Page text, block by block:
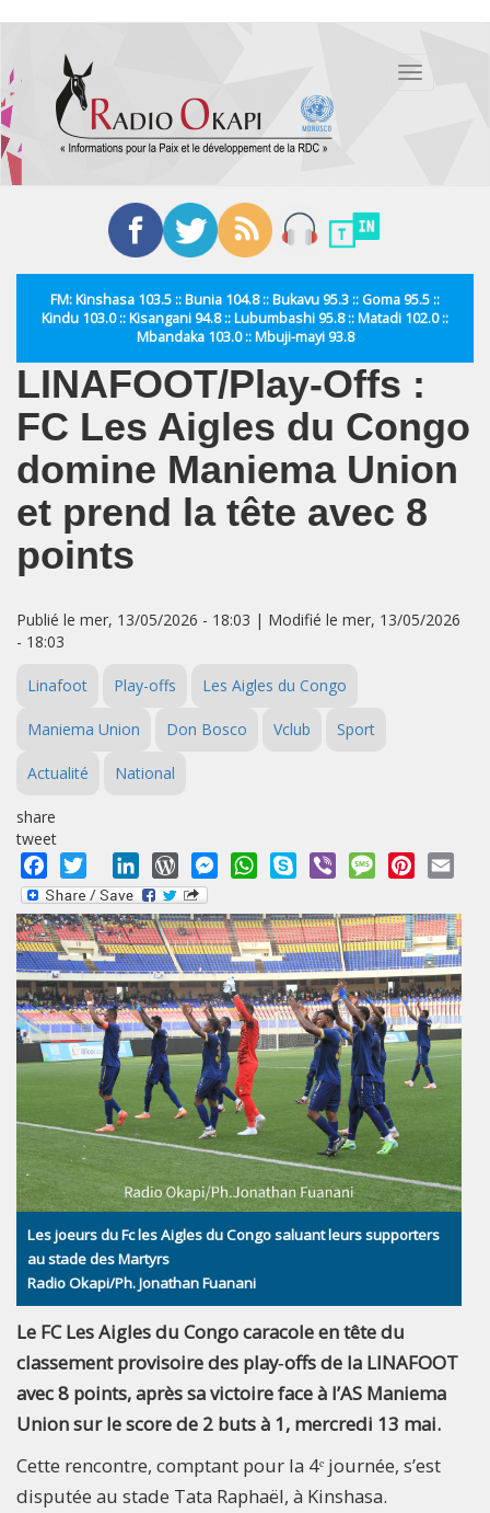
contenu
principal
Toggle
FM: Kinshasa 103.5 :: Bunia 104.8 :: Bukavu 95.3 :: Goma 95.5 ::
Kindu 103.0 :: Kisangani 94.8 :: Lubumbashi 95.8 :: Matadi 102.0 ::
Mbandaka 103.0 :: Mbuji-mayi 93.8
LINAFOOT/Play‑Offs :
FC Les Aigles du Congo
domine Maniema Union
et prend la tête avec 8
points
Publié le mer, 13/05/2026 - 18:03 | Modifié le mer, 13/05/2026
- 18:03
Linafoot Play-offs Les Aigles du Congo
Maniema Union Don Bosco Vclub Sport
Actualité National
share
tweet
Facebook
Twitter LinkedInWordPressMessengerWhatsApp
Skype Viber MessagePinterest
Les joeurs du Fc les Aigles du Congo saluant leurs supporters
au stade des Martyrs
Radio Okapi/Ph. Jonathan Fuanani
Le FC Les Aigles du Congo caracole en tête du
classement provisoire des play‑offs de la LINAFOOT
avec 8 points, après sa victoire face à l’AS Maniema
Union sur le score de 2 buts à 1, mercredi 13 mai.
Cette rencontre, comptant pour la 4ᵉ journée, s’est
disputée au stade Tata Raphaël, à Kinshasa.